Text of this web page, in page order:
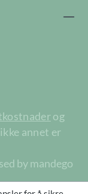
og
annet er
by mandego